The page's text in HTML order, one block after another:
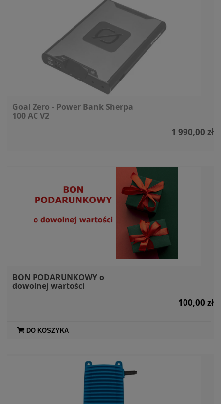
Goal Zero - Power Bank Sherpa
100 AC V2
1 990,00 zł
BON PODARUNKOWY o
dowolnej wartości
100,00 zł
DO KOSZYKA